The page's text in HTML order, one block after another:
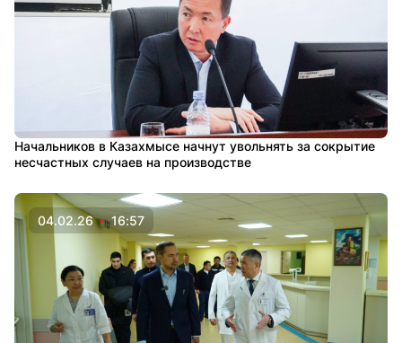
Начальников в Казахмысе начнут увольнять за сокрытие
несчастных случаев на производстве
04.02.26 16:57